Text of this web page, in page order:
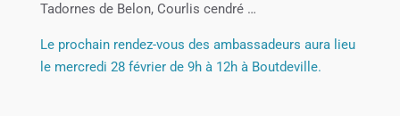
Tadornes de Belon, Courlis cendré …
Le prochain rendez-vous des ambassadeurs aura lieu
le mercredi 28 février de 9h à 12h à Boutdeville.